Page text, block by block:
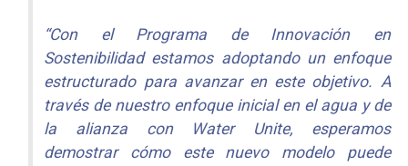
“Con el Programa de Innovación en
Sostenibilidad estamos adoptando un enfoque
estructurado para avanzar en este objetivo. A
través de nuestro enfoque inicial en el agua y de
la alianza con Water Unite, esperamos
demostrar cómo este nuevo modelo puede